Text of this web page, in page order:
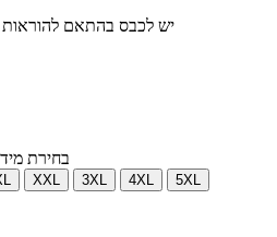
יש לכבס בהתאם להוראות
בחירת
XXL 3XL 4XL
5XL